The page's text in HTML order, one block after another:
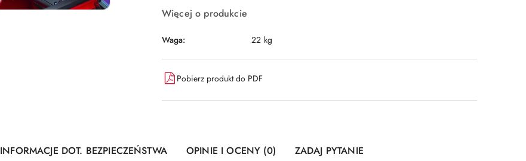
Więcej o produkcie
Waga: 22 kg
Pobierz produkt do PDF
INFORMACJE DOT. BEZPIECZEŃSTWA OPINIE I OCENY (0) ZADAJ PYTANIE